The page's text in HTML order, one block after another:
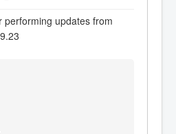
performing updates from